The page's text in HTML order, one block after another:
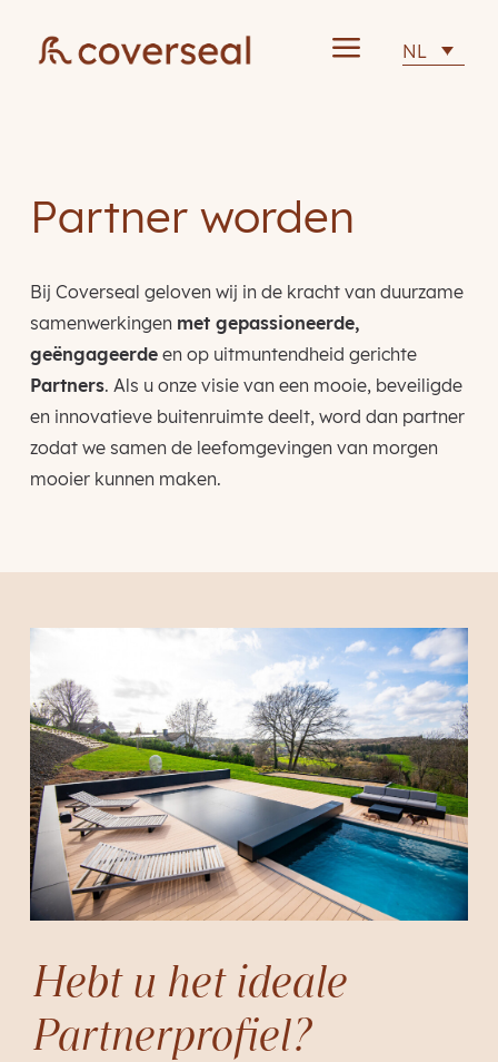
a NL
Partner worden
Bij Coverseal geloven wij in de kracht van duurzame
samenwerkingen met gepassioneerde,
geëngageerdeen op uitmuntendheid gerichte
Partners. Als u onze visie van een mooie, beveiligde
en innovatieve buitenruimte deelt, word dan partner
zodat we samen de leefomgevingen van morgen
mooier kunnen maken.
Hebt u het ideale
Partnerprofiel?